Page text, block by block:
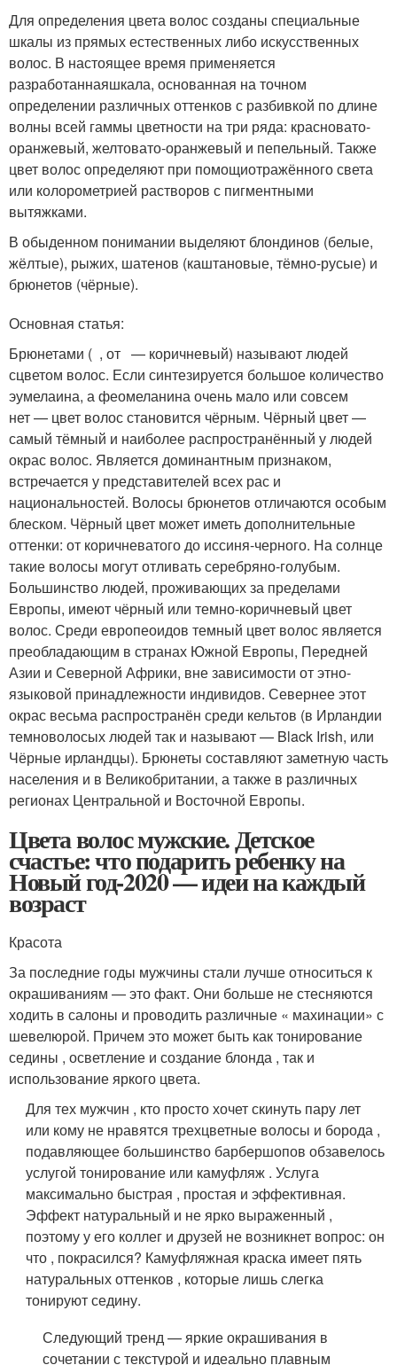
Для определения цвета волос созданы специальные
шкалы из прямых естественных либо искусственных
волос. В настоящее время применяется
разработаннаяшкала, основанная на точном
определении различных оттенков с разбивкой по длине
волны всей гаммы цветности на три ряда: красновато-
оранжевый, желтовато-оранжевый и пепельный. Также
цвет волос определяют при помощиотражённого света
или колорометрией растворов с пигментными
вытяжками.
В обыденном понимании выделяют блондинов (белые,
жёлтые), рыжих, шатенов (каштановые, тёмно-русые) и
брюнетов (чёрные).
Основная статья:
Брюнетами ( , от — коричневый) называют людей
сцветом волос. Если синтезируется большое количество
эумелаина, а феомеланина очень мало или совсем
нет — цвет волос становится чёрным. Чёрный цвет —
самый тёмный и наиболее распространённый у людей
окрас волос. Является доминантным признаком,
встречается у представителей всех рас и
национальностей. Волосы брюнетов отличаются особым
блеском. Чёрный цвет может иметь дополнительные
оттенки: от коричневатого до иссиня-черного. На солнце
такие волосы могут отливать серебряно-голубым.
Большинство людей, проживающих за пределами
Европы, имеют чёрный или темно-коричневый цвет
волос. Среди европеоидов темный цвет волос является
преобладающим в странах Южной Европы, Передней
Азии и Северной Африки, вне зависимости от этно-
языковой принадлежности индивидов. Севернее этот
окрас весьма распространён среди кельтов (в Ирландии
темноволосых людей так и называют — Black Irish, или
Чёрные ирландцы). Брюнеты составляют заметную часть
населения и в Великобритании, а также в различных
регионах Центральной и Восточной Европы.
Цвета волос мужские. Детское
счастье: что подарить ребенку на
Новый год-2020 — идеи на каждый
возраст
Красота
За последние годы мужчины стали лучше относиться к
окрашиваниям — это факт. Они больше не стесняются
ходить в салоны и проводить различные « махинации» с
шевелюрой. Причем это может быть как тонирование
седины , осветление и создание блонда , так и
использование яркого цвета.
Для тех мужчин , кто просто хочет скинуть пару лет
или кому не нравятся трехцветные волосы и борода ,
подавляющее большинство барбершопов обзавелось
услугой тонирование или камуфляж . Услуга
максимально быстрая , простая и эффективная.
Эффект натуральный и не ярко выраженный ,
поэтому у его коллег и друзей не возникнет вопрос: он
что , покрасился? Камуфляжная краска имеет пять
натуральных оттенков , которые лишь слегка
тонируют седину.
Следующий тренд — яркие окрашивания в
сочетании с текстурой и идеально плавным